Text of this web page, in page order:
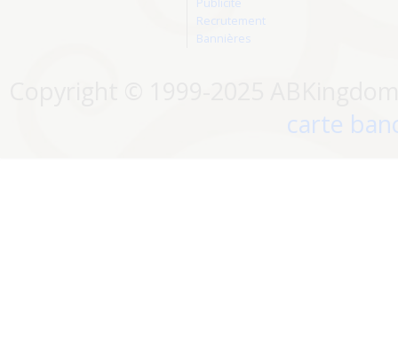
Publicité
Recrutement
Bannières
carte